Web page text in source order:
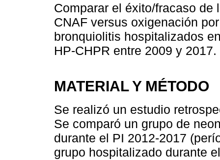
Comparar el éxito/fracaso
CNAF versus oxigenación
bronquiolitis hospitalizados
HP-CHPR entre 2009 y 2017.
MATERIAL Y MÉTODO
Se realizó un estudio
Se comparó un grupo de
durante el PI 2012-2017
grupo hospitalizado durante